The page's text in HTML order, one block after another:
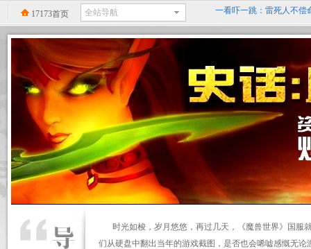
17173首页 回忆录:小学时山寨小霸
精确到0.1毫秒？《天神
《暗黑3》格里德的领域
时光如梭，岁月悠悠，再过几天，《魔兽世界》国服
们从硬盘中翻出当年的游戏截图，是否也会唏嘘感慨无